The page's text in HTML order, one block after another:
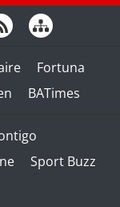
Fortuna
BATimes
Sport Buzz